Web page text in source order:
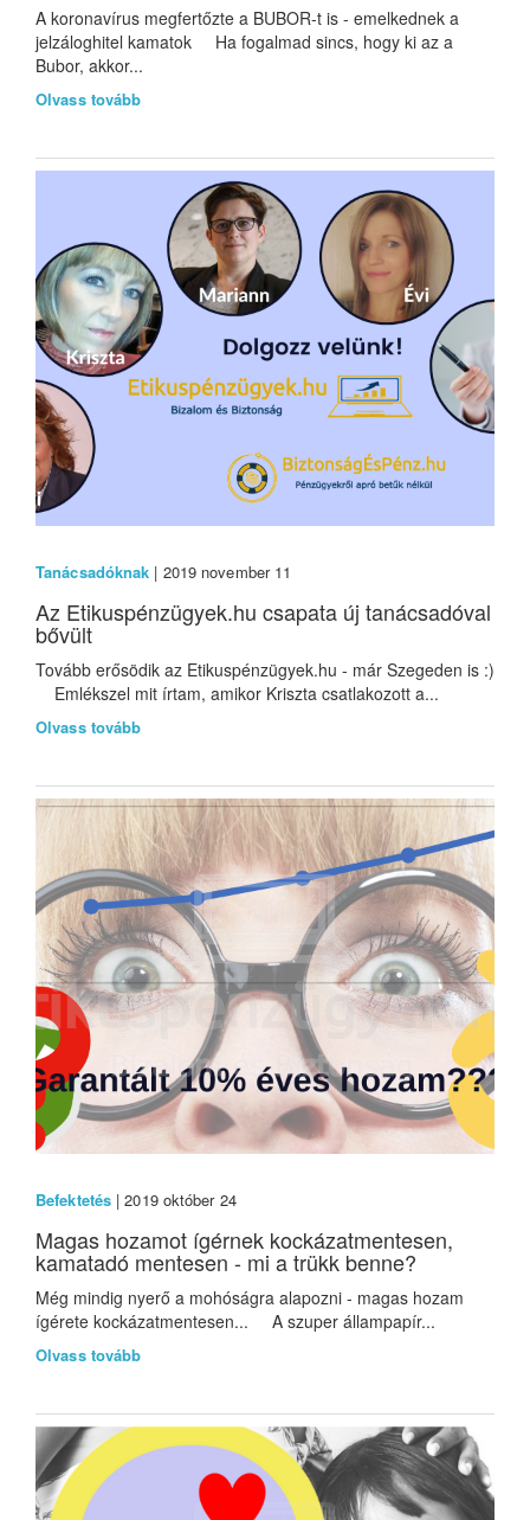
A koronavírus megfertőzte a BUBOR-t is - emelkednek a
jelzáloghitel kamatok Ha fogalmad sincs, hogy ki az a
Bubor, akkor...
Olvass tovább
Tanácsadóknak | 2019 november 11
Az Etikuspénzügyek.hu csapata új tanácsadóval
bővült
Tovább erősödik az Etikuspénzügyek.hu - már Szegeden is :)
Emlékszel mit írtam, amikor Kriszta csatlakozott a...
Olvass tovább
Befektetés | 2019 október 24
Magas hozamot ígérnek kockázatmentesen,
kamatadó mentesen - mi a trükk benne?
Még mindig nyerő a mohóságra alapozni - magas hozam
ígérete kockázatmentesen... A szuper állampapír...
Olvass tovább